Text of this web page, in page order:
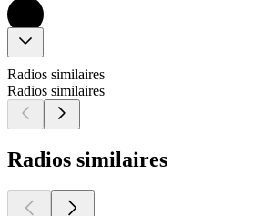
Radios similaires
Radios similaires
Radios similaires